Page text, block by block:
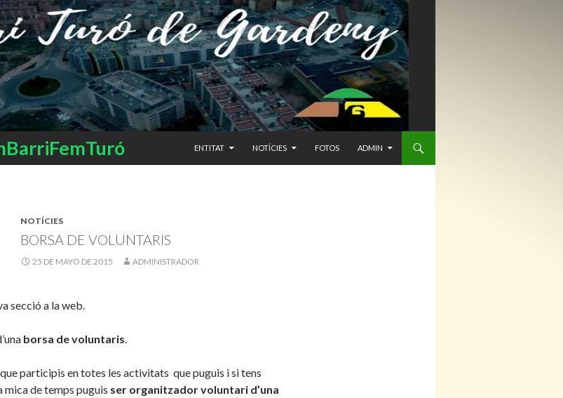
ENTITAT
NOTÍCIES FOTOS ADMIN
NOTÍCIES
BORSA DE VOLUNTARIS
25 DE MAYO DE 2015 ADMINISTRADOR
secció a la web.
borsa de voluntaris
participis en totes les activitats que puguis i si tens
mica de temps puguis ser organitzador voluntari d’una